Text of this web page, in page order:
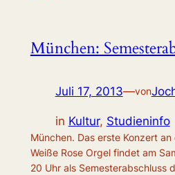
München:
Juli 17, 2013—von
in Kultur, Studieninfo
München. Das erste Konzert
Weiße Rose Orgel findet am
20 Uhr als Semesterabschluss